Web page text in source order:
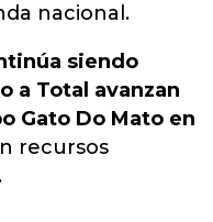
nacional.
siendo
a Total avanzan
Gato Do Mato en
recursos